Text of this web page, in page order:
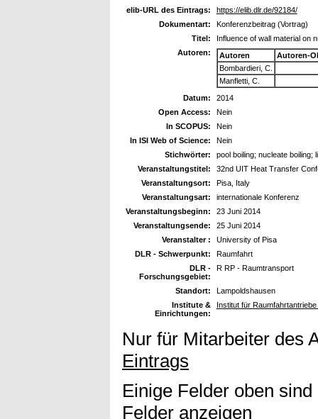
elib-URL des Eintrags:
https://elib.dlr.de/92184/
Dokumentart:
Konferenzbeitrag (Vortrag)
Titel:
Influence of wall material on
Autoren:
Autoren
Autoren-
Bombardieri, C.
Manfletti, C.
Datum:
2014
Open Access:
Nein
In SCOPUS:
Nein
In ISI Web of Science:
Nein
Stichwörter:
pool boiling; nucleate boiling;
Veranstaltungstitel:
32nd UIT Heat Transfer
Veranstaltungsort:
Pisa, Italy
Veranstaltungsart:
internationale Konferenz
Veranstaltungsbeginn:
23 Juni 2014
Veranstaltungsende:
25 Juni 2014
Veranstalter :
University of Pisa
DLR - Schwerpunkt:
Raumfahrt
DLR -
Forschungsgebiet:
R RP - Raumtransport
Standort:
Lampoldshausen
Institute &
Einrichtungen:
Institut für
Nur für Mitarbeiter des
Eintrags
Einige Felder oben
Felder anzeigen